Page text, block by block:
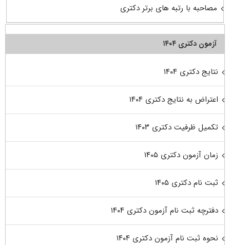
مصاحبه با رتبه های برتر دکتری
آزمون دکتری ۱۴۰۴
نتایج دکتری ۱۴۰۴
اعتراض به نتایج دکتری ۱۴۰۴
تکمیل ظرفیت دکتری ۱۴۰۳
زمان آزمون دکتری ۱۴۰۵
ثبت نام دکتری ۱۴۰۵
دفترچه ثبت نام آزمون دکتری ۱۴۰۴
نحوه ثبت نام آزمون دکتری ۱۴۰۴